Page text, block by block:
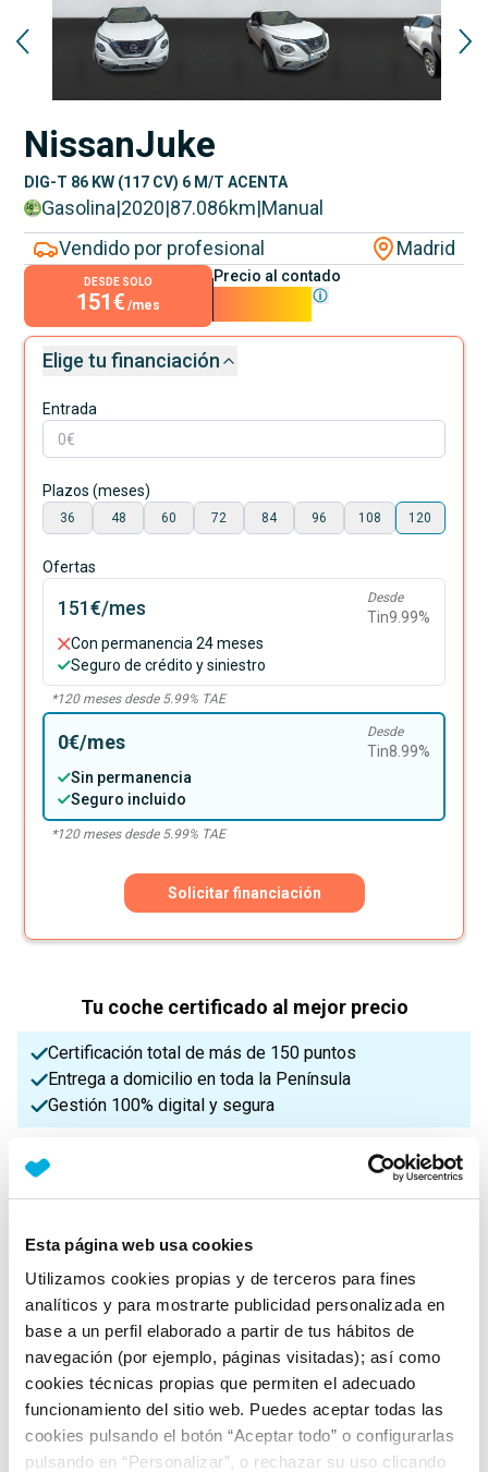
Esta página web usa cookies
Utilizamos cookies propias y de terceros para fines
analíticos y para mostrarte publicidad personalizada en
base a un perfil elaborado a partir de tus hábitos de
navegación (por ejemplo, páginas visitadas); así como
cookies técnicas propias que permiten el adecuado
funcionamiento del sitio web. Puedes aceptar todas las
cookies pulsando el botón “Aceptar todo” o configurarlas
pulsando en “Personalizar”, o rechazar su uso clicando
NissanJuke
DIG-T 86 KW (117 CV) 6 M/T ACENTA
Gasolina|2020|87.086km|Manual
Vendido por profesional
Madrid
DESDE SOLO
151€ /mes
Precio al contado
Elige tu financiación
Entrada
Plazos (meses)
36 48 60 72 84 96 108 120
Ofertas
151€/mes Desde
Tin9.99%
Con permanencia 24 meses
Seguro de crédito y siniestro
*120meses desde 5.99% TAE
0€/mes Desde
Tin8.99%
Sin permanencia
Seguro incluido
*120meses desde 5.99% TAE
Solicitar financiación
Tu coche certificado al mejor precio
Certificación total de más de 150 puntos
Entrega a domicilio en toda la Península
Gestión 100% digital y segura
117 Cv
Procedencia
Nacional Deducible
Nº Asientos Matriculación
27/02/2020
Tracción